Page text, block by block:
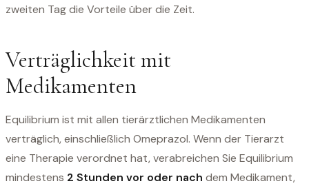
zweiten Tag die Vorteile über die Zeit.
Verträglichkeit mit
Medikamenten
Equilibrium ist mit allen tierärztlichen Medikamenten
verträglich, einschließlich Omeprazol. Wenn der Tierarzt
eine Therapie verordnet hat, verabreichen Sie Equilibrium
mindestens 2 Stunden vor oder nach dem Medikament,